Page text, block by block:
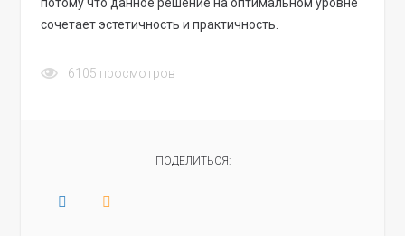
потому что данное решение на оптимальном уровне
сочетает эстетичность и практичность.
6105 просмотров
ПОДЕЛИТЬСЯ: